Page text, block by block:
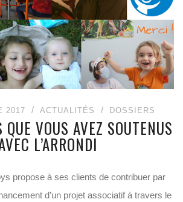
2017 ACTUALITÉS DOSSIERS
QUE VOUS AVEZ SOUTENUS
L’ARRONDI
propose à ses clients de contribuer par
d’un projet associatif à travers le